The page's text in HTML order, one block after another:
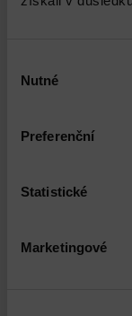
souhlasu
Nutné
Preferenční
Statistické
Marketingové
Hitachi